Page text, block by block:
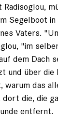
Segelboot in
Vaters.
"im
dem Dach
und über die
das
dort die, die
entfernt.